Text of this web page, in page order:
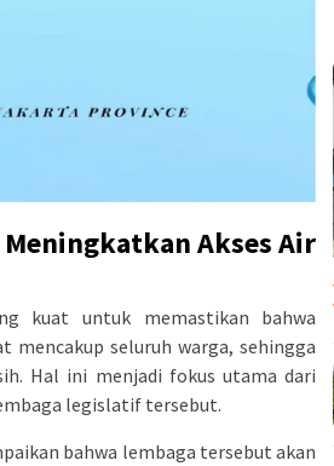
Akses Air
kuat untuk memastikan bahwa
mencakup seluruh warga, sehingga
Hal ini menjadi fokus utama dari
legislatif tersebut.
bahwa lembaga tersebut akan